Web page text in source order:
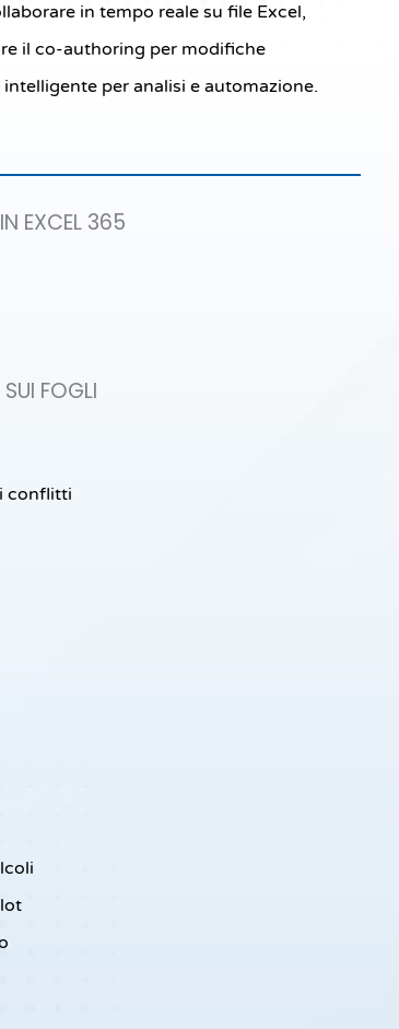
in tempo reale su file Excel,
il co-authoring per modifiche
per analisi e automazione.
EXCEL 365
FOGLI
conflitti